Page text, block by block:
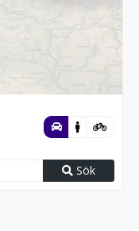
Sök